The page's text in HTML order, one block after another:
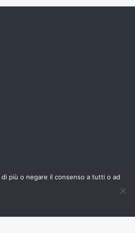
più o negare il consenso a tutti o ad